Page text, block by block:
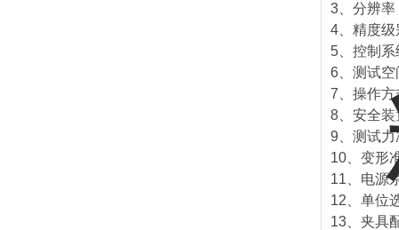
3、分辨
4、精度级
5、控制
6、测试空
7、操作
8、安全
9、测试力
10、变形
11、电源
12、单位
13、夹具